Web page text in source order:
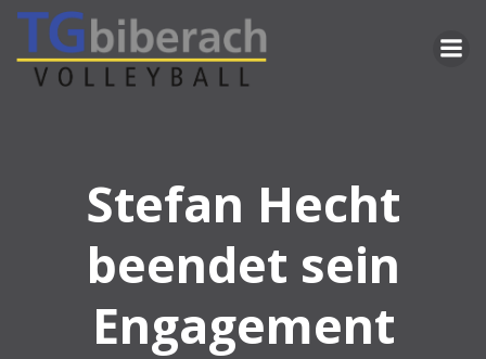
Inhalt
springen
Stefan Hecht
beendet sein
Engagement